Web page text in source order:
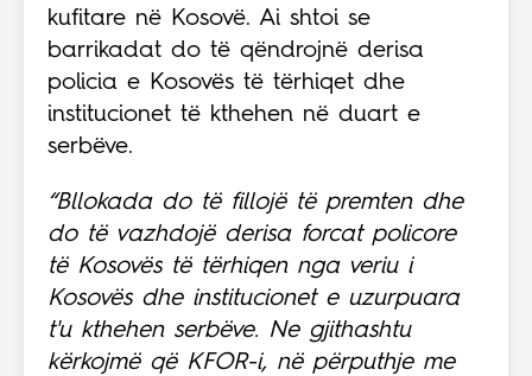
kufitare në Kosovë. Ai shtoi se
barrikadat do të qëndrojnë derisa
policia e Kosovës të tërhiqet dhe
institucionet të kthehen në duart e
serbëve.
“Bllokada do të fillojë të premten dhe
do të vazhdojë derisa forcat policore
të Kosovës të tërhiqen nga veriu i
Kosovës dhe institucionet e uzurpuara
t'u kthehen serbëve. Ne gjithashtu
kërkojmë që KFOR-i, në përputhje me